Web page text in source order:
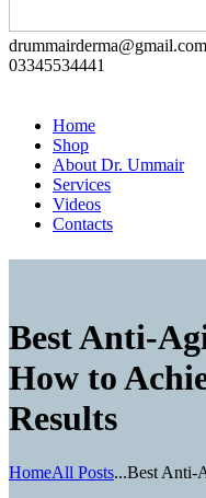
drummairderma@gmail.com
03345534441
Home
Shop
About Dr. Ummair
Services
Videos
Contacts
Best Anti-
How to
Results
HomeAll Posts...Best Anti-